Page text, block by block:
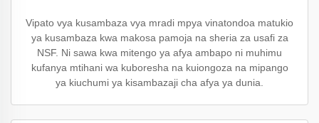
Vipato vya kusambaza vya mradi mpya vinatondoa matukio
ya kusambaza kwa makosa pamoja na sheria za usafi za
NSF. Ni sawa kwa mitengo ya afya ambapo ni muhimu
kufanya mtihani wa kuboresha na kuiongoza na mipango
ya kiuchumi ya kisambazaji cha afya ya dunia.